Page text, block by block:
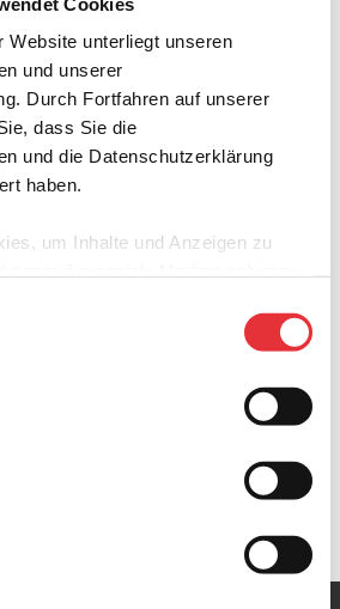
Website unterliegt unseren
und unserer
Durch Fortfahren auf unserer
dass Sie die
und die Datenschutzerklärung
haben.
um Inhalte und Anzeigen zu
geben wir Informationen zu Ihrer
Website an unsere Partner für
und Analysen weiter. Unsere
möglicherweise mit
Rahmen Ihrer Nutzung der Dienste